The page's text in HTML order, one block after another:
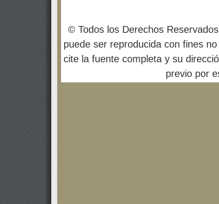
© Todos los Derechos
puede ser reproducida con fines
cite la fuente completa y su
previo por